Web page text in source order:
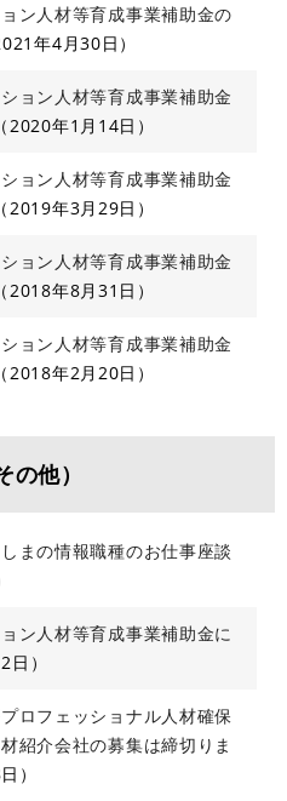
ン人材等育成事業補助金の
年4月30日
ョン人材等育成事業補助金
2020年1月14日
ョン人材等育成事業補助金
2019年3月29日
ョン人材等育成事業補助金
2018年8月31日
ョン人材等育成事業補助金
2018年2月20日
他）
まの情報職種のお仕事座談
ン人材等育成事業補助金に
日
ロフェッショナル人材確保
紹介会社の募集は締切りま